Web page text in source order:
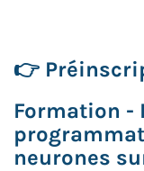
👉
Formation -
neurones